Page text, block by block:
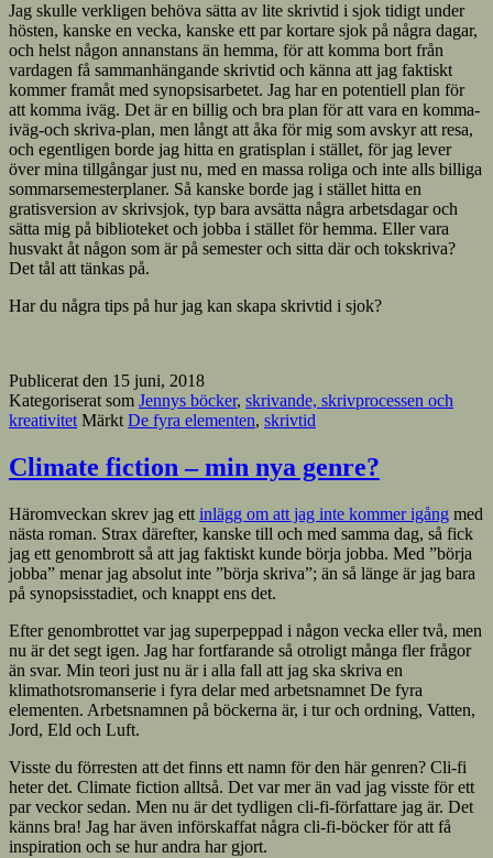
Jag skulle verkligen behöva sätta av lite skrivtid i sjok tidigt under
hösten, kanske en vecka, kanske ett par kortare sjok på några dagar,
och helst någon annanstans än hemma, för att komma bort från
vardagen få sammanhängande skrivtid och känna att jag faktiskt
kommer framåt med synopsisarbetet. Jag har en potentiell plan för
att komma iväg. Det är en billig och bra plan för att vara en komma-
iväg-och skriva-plan, men långt att åka för mig som avskyr att resa,
och egentligen borde jag hitta en gratisplan i stället, för jag lever
över mina tillgångar just nu, med en massa roliga och inte alls billiga
sommarsemesterplaner. Så kanske borde jag i stället hitta en
gratisversion av skrivsjok, typ bara avsätta några arbetsdagar och
sätta mig på biblioteket och jobba i stället för hemma. Eller vara
husvakt åt någon som är på semester och sitta där och tokskriva?
Det tål att tänkas på.
Har du några tips på hur jag kan skapa skrivtid i sjok?
Publicerat den 15 juni, 2018
Kategoriserat som Jennys böcker, skrivande, skrivprocessen och
kreativitet MärktDe fyra elementen, skrivtid
Climate fiction – min nya genre?
Häromveckan skrev jag ett inlägg om att jag inte kommer igång med
nästa roman. Strax därefter, kanske till och med samma dag, så fick
jag ett genombrott så att jag faktiskt kunde börja jobba. Med ”börja
jobba” menar jag absolut inte ”börja skriva”; än så länge är jag bara
på synopsisstadiet, och knappt ens det.
Efter genombrottet var jag superpeppad i någon vecka eller två, men
nu är det segt igen. Jag har fortfarande så otroligt många fler frågor
än svar. Min teori just nu är i alla fall att jag ska skriva en
klimathotsromanserie i fyra delar med arbetsnamnet De fyra
elementen. Arbetsnamnen på böckerna är, i tur och ordning, Vatten,
Jord, Eld och Luft.
Visste du förresten att det finns ett namn för den här genren? Cli-fi
heter det. Climate fiction alltså. Det var mer än vad jag visste för ett
par veckor sedan. Men nu är det tydligen cli-fi-författare jag är. Det
känns bra! Jag har även införskaffat några cli-fi-böcker för att få
inspiration och se hur andra har gjort.